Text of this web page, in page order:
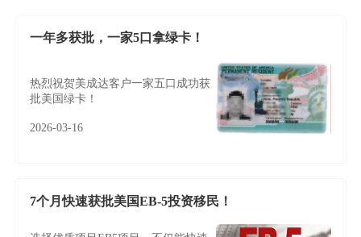
一年多获批，一家5口拿绿卡！
热烈祝贺美成达客户一家五口成功获
批美国绿卡！
2026-03-16
7个月快速获批美国EB-5投资移民！